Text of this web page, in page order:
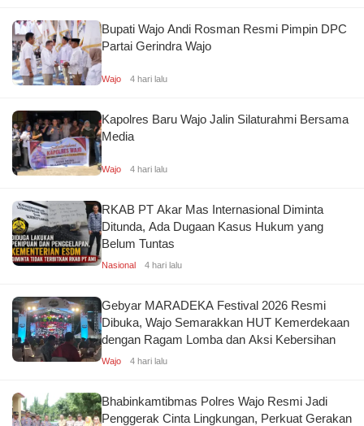
Bupati Wajo Andi Rosman Resmi Pimpin DPC
Partai Gerindra Wajo
Wajo 4 hari lalu
Kapolres Baru Wajo Jalin Silaturahmi Bersama
Media
Wajo 4 hari lalu
RKAB PT Akar Mas Internasional Diminta
Ditunda, Ada Dugaan Kasus Hukum yang
Belum Tuntas
Nasional 4 hari lalu
Gebyar MARADEKA Festival 2026 Resmi
Dibuka, Wajo Semarakkan HUT Kemerdekaan
dengan Ragam Lomba dan Aksi Kebersihan
Wajo 4 hari lalu
Bhabinkamtibmas Polres Wajo Resmi Jadi
Penggerak Cinta Lingkungan, Perkuat Gerakan